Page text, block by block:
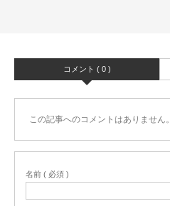
コメント ( 0 )
この記事へのコメントはありません。
名前 ( 必須 )